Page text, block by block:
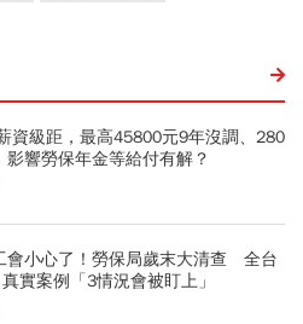
資級距，最高45800元9年沒調、280
影響勞保年金等給付有解？
會小心了！勞保局歲末大清查 全台
實案例「3情況會被盯上」